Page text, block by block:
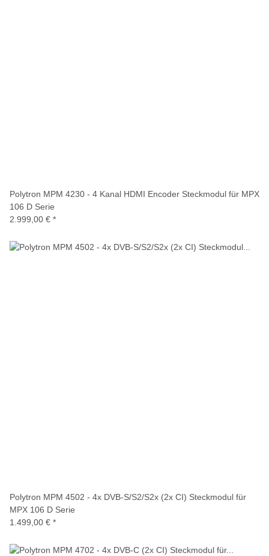
Polytron MPM 4230 - 4 Kanal HDMI Encoder Steckmodul für MPX
106 D Serie
2.999,00 € *
Polytron MPM 4502 - 4x DVB-S/S2/S2x (2x CI) Steckmodul für
MPX 106 D Serie
1.499,00 € *